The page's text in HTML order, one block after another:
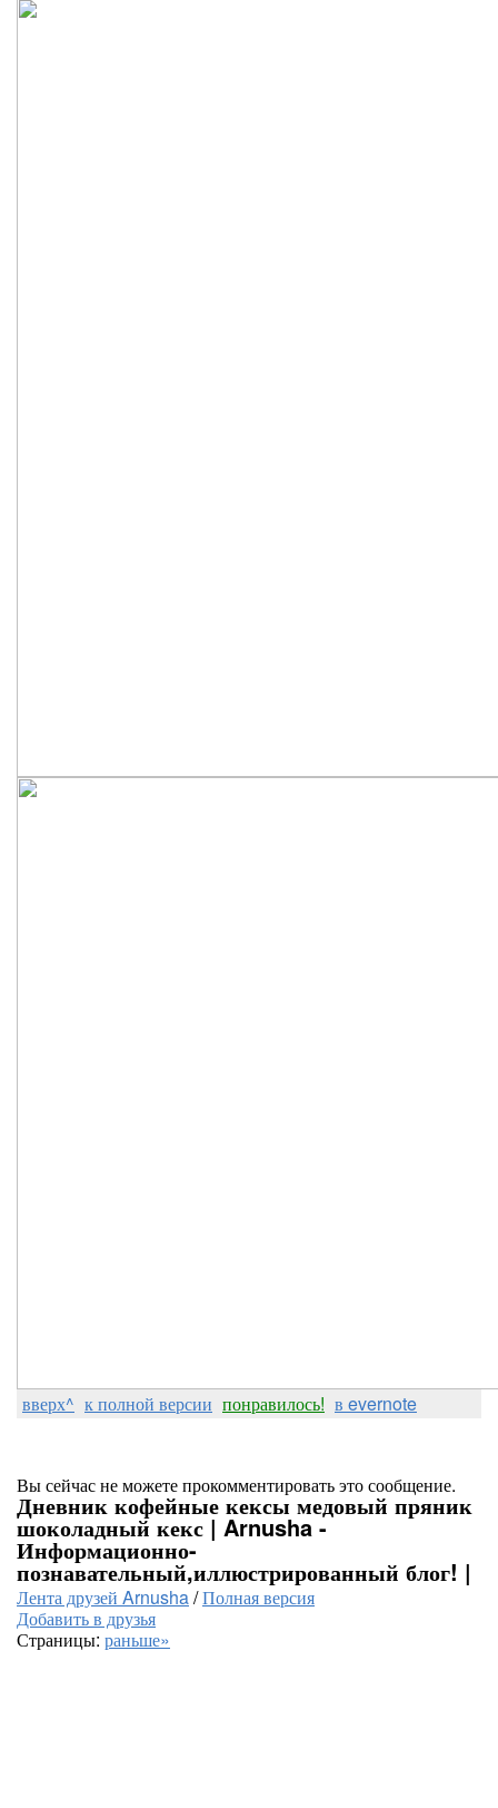
вверх^ к полной версии понравилось! в evernote
Вы сейчас не можете прокомментировать это сообщение.
Дневник кофейные кексы медовый пряник
шоколадный кекс | Arnusha -
Информационно-
познавательный,иллюстрированный блог! |
Лента друзей Arnusha/Полная версия
Добавить в друзья
Страницы: раньше»